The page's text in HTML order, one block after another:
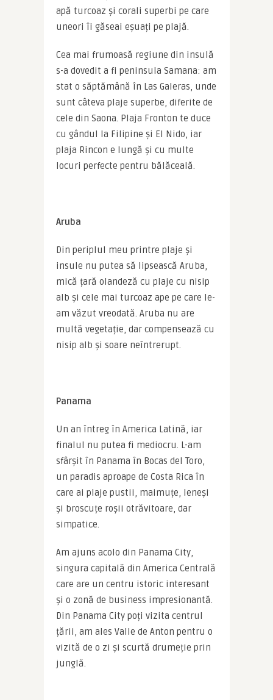
apă turcoaz și corali superbi pe care
uneori îi găseai eșuați pe plajă.
Cea mai frumoasă regiune din insulă
s-a dovedit a fi peninsula Samana: am
stat o săptămână în Las Galeras, unde
sunt câteva plaje superbe, diferite de
cele din Saona. Plaja Fronton te duce
cu gândul la Filipine și El Nido, iar
plaja Rincon e lungă și cu multe
locuri perfecte pentru bălăceală.
Aruba
Din periplul meu printre plaje și
insule nu putea să lipsească Aruba,
mică țară olandeză cu plaje cu nisip
alb și cele mai turcoaz ape pe care le-
am văzut vreodată. Aruba nu are
multă vegetație, dar compensează cu
nisip alb și soare neîntrerupt.
Panama
Un an întreg în America Latină, iar
finalul nu putea fi mediocru. L-am
sfârșit în Panama în Bocas del Toro,
un paradis aproape de Costa Rica în
care ai plaje pustii, maimuțe, leneși
și broscuțe roșii otrăvitoare, dar
simpatice.
Am ajuns acolo din Panama City,
singura capitală din America Centrală
care are un centru istoric interesant
și o zonă de business impresionantă.
Din Panama City poți vizita centrul
țării, am ales Valle de Anton pentru o
vizită de o zi și scurtă drumeție prin
junglă.